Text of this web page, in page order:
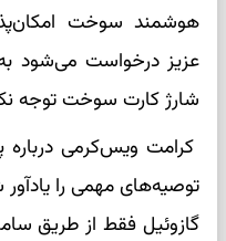
هوشمند سوخت
عزیز درخواست می‌شود
شارژ کارت سوخت توجه
کرامت ویس‌کرمی
توصیه‌های مهمی را
گازوئیل فقط از طریق